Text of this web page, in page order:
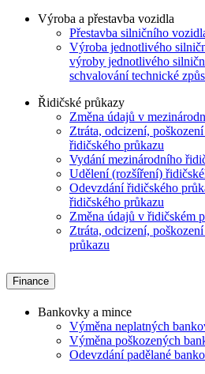
Výroba a přestavba vozidla
Přestavba silničního
Výroba jednotlivého
výroby jednotlivého
schvalování technické
Řidičské průkazy
Změna údajů v
Ztráta, odcizení,
řidičského průkazu
Vydání mezinárodního
Udělení (rozšíření)
Odevzdání řidičského
řidičského průkazu
Změna údajů v řidičském
Ztráta, odcizení,
průkazu
Finance
Bankovky a mince
Výměna neplatných
Výměna poškozených
Odevzdání padělané